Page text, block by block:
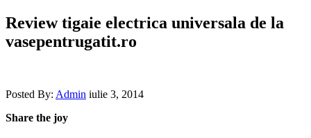
Review tigaie electrica universala de la
vasepentrugatit.ro
Posted By: Admin iulie 3, 2014
Share the joy